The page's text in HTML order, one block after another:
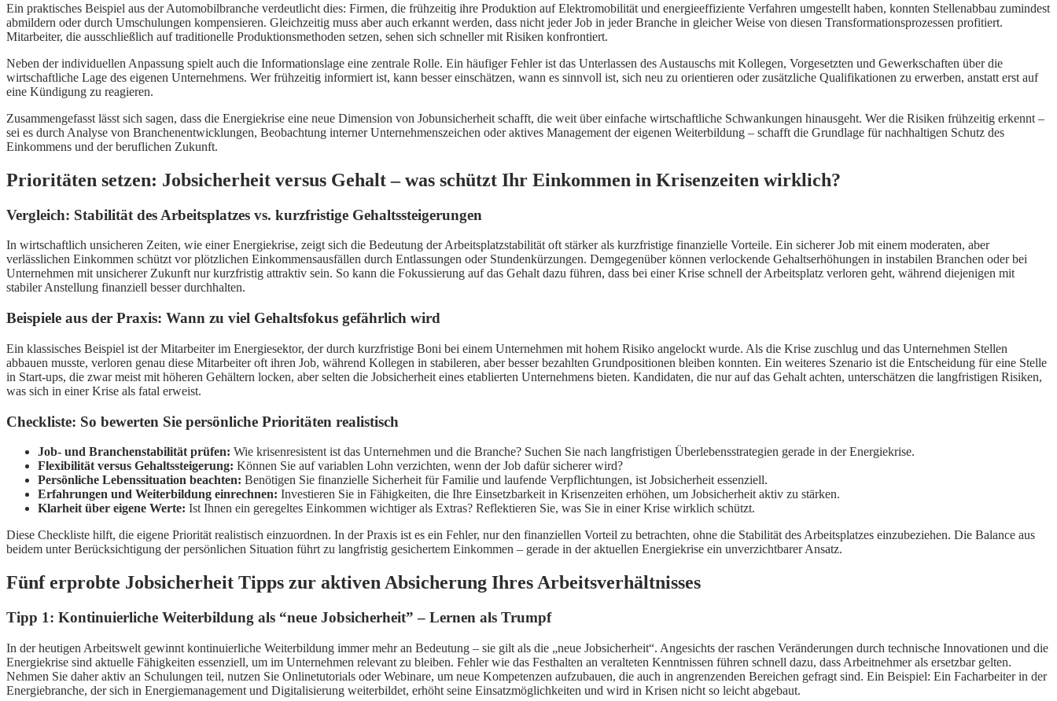
Ein praktisches Beispiel aus der Automobilbranche verdeutlicht dies: Firmen, die frühzeitig ihre Produktion auf Elektromobilität und energieeffiziente Verfahren umgestellt haben, konnten Stellenabbau zumindest
abmildern oder durch Umschulungen kompensieren. Gleichzeitig muss aber auch erkannt werden, dass nicht jeder Job in jeder Branche in gleicher Weise von diesen Transformationsprozessen profitiert.
Mitarbeiter, die ausschließlich auf traditionelle Produktionsmethoden setzen, sehen sich schneller mit Risiken konfrontiert.
Neben der individuellen Anpassung spielt auch die Informationslage eine zentrale Rolle. Ein häufiger Fehler ist das Unterlassen des Austauschs mit Kollegen, Vorgesetzten und Gewerkschaften über die
wirtschaftliche Lage des eigenen Unternehmens. Wer frühzeitig informiert ist, kann besser einschätzen, wann es sinnvoll ist, sich neu zu orientieren oder zusätzliche Qualifikationen zu erwerben, anstatt erst auf
eine Kündigung zu reagieren.
Zusammengefasst lässt sich sagen, dass die Energiekrise eine neue Dimension von Jobunsicherheit schafft, die weit über einfache wirtschaftliche Schwankungen hinausgeht. Wer die Risiken frühzeitig erkennt –
sei es durch Analyse von Branchenentwicklungen, Beobachtung interner Unternehmenszeichen oder aktives Management der eigenen Weiterbildung – schafft die Grundlage für nachhaltigen Schutz des
Einkommens und der beruflichen Zukunft.
Prioritäten setzen: Jobsicherheit versus Gehalt – was schützt Ihr Einkommen in Krisenzeiten wirklich?
Vergleich: Stabilität des Arbeitsplatzes vs. kurzfristige Gehaltssteigerungen
In wirtschaftlich unsicheren Zeiten, wie einer Energiekrise, zeigt sich die Bedeutung der Arbeitsplatzstabilität oft stärker als kurzfristige finanzielle Vorteile. Ein sicherer Job mit einem moderaten, aber
verlässlichen Einkommen schützt vor plötzlichen Einkommensausfällen durch Entlassungen oder Stundenkürzungen. Demgegenüber können verlockende Gehaltserhöhungen in instabilen Branchen oder bei
Unternehmen mit unsicherer Zukunft nur kurzfristig attraktiv sein. So kann die Fokussierung auf das Gehalt dazu führen, dass bei einer Krise schnell der Arbeitsplatz verloren geht, während diejenigen mit
stabiler Anstellung finanziell besser durchhalten.
Beispiele aus der Praxis: Wann zu viel Gehaltsfokus gefährlich wird
Ein klassisches Beispiel ist der Mitarbeiter im Energiesektor, der durch kurzfristige Boni bei einem Unternehmen mit hohem Risiko angelockt wurde. Als die Krise zuschlug und das Unternehmen Stellen
abbauen musste, verloren genau diese Mitarbeiter oft ihren Job, während Kollegen in stabileren, aber besser bezahlten Grundpositionen bleiben konnten. Ein weiteres Szenario ist die Entscheidung für eine Stelle
in Start-ups, die zwar meist mit höheren Gehältern locken, aber selten die Jobsicherheit eines etablierten Unternehmens bieten. Kandidaten, die nur auf das Gehalt achten, unterschätzen die langfristigen Risiken,
was sich in einer Krise als fatal erweist.
Checkliste: So bewerten Sie persönliche Prioritäten realistisch
Job- und Branchenstabilität prüfen: Wie krisenresistent ist das Unternehmen und die Branche? Suchen Sie nach langfristigen Überlebensstrategien gerade in der Energiekrise.
Flexibilität versus Gehaltssteigerung: Können Sie auf variablen Lohn verzichten, wenn der Job dafür sicherer wird?
Persönliche Lebenssituation beachten: Benötigen Sie finanzielle Sicherheit für Familie und laufende Verpflichtungen, ist Jobsicherheit essenziell.
Erfahrungen und Weiterbildung einrechnen: Investieren Sie in Fähigkeiten, die Ihre Einsetzbarkeit in Krisenzeiten erhöhen, um Jobsicherheit aktiv zu stärken.
Klarheit über eigene Werte: Ist Ihnen ein geregeltes Einkommen wichtiger als Extras? Reflektieren Sie, was Sie in einer Krise wirklich schützt.
Diese Checkliste hilft, die eigene Priorität realistisch einzuordnen. In der Praxis ist es ein Fehler, nur den finanziellen Vorteil zu betrachten, ohne die Stabilität des Arbeitsplatzes einzubeziehen. Die Balance aus
beidem unter Berücksichtigung der persönlichen Situation führt zu langfristig gesichertem Einkommen – gerade in der aktuellen Energiekrise ein unverzichtbarer Ansatz.
Fünf erprobte Jobsicherheit Tipps zur aktiven Absicherung Ihres Arbeitsverhältnisses
Tipp 1: Kontinuierliche Weiterbildung als “neue Jobsicherheit” – Lernen als Trumpf
In der heutigen Arbeitswelt gewinnt kontinuierliche Weiterbildung immer mehr an Bedeutung – sie gilt als die „neue Jobsicherheit“. Angesichts der raschen Veränderungen durch technische Innovationen und die
Energiekrise sind aktuelle Fähigkeiten essenziell, um im Unternehmen relevant zu bleiben. Fehler wie das Festhalten an veralteten Kenntnissen führen schnell dazu, dass Arbeitnehmer als ersetzbar gelten.
Nehmen Sie daher aktiv an Schulungen teil, nutzen Sie Onlinetutorials oder Webinare, um neue Kompetenzen aufzubauen, die auch in angrenzenden Bereichen gefragt sind. Ein Beispiel: Ein Facharbeiter in der
Energiebranche, der sich in Energiemanagement und Digitalisierung weiterbildet, erhöht seine Einsatzmöglichkeiten und wird in Krisen nicht so leicht abgebaut.